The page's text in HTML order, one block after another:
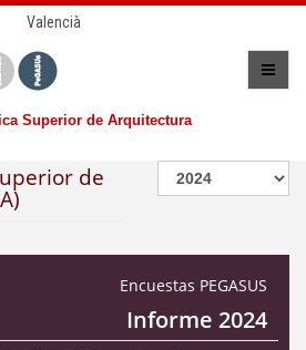
Valencià
Superior de Arquitectura
de
Encuestas PEGASUS
Informe 2024